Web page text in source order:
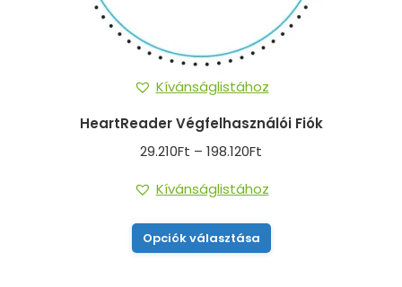
Kívánságlistához
HeartReader Végfelhasználói Fiók
29.210Ft – 198.120Ft
-
198.120Ft
Kívánságlistához
Opciók választása